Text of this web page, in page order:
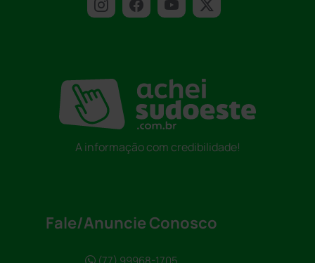
A informação com credibilidade!
Fale/Anuncie Conosco